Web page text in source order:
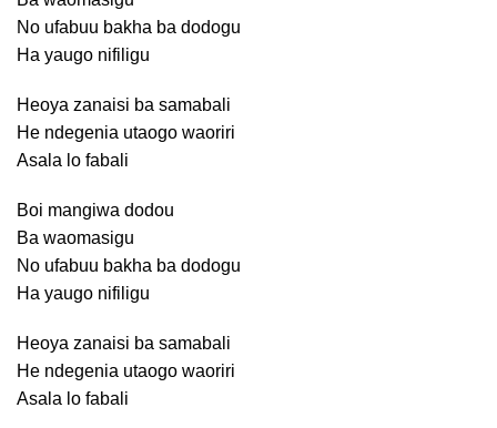
No ufabuu bakha ba dodogu
Ha yaugo nifiligu
Heoya zanaisi ba samabali
He ndegenia utaogo waoriri
Asala lo fabali
Boi mangiwa dodou
Ba waomasigu
No ufabuu bakha ba dodogu
Ha yaugo nifiligu
Heoya zanaisi ba samabali
He ndegenia utaogo waoriri
Asala lo fabali